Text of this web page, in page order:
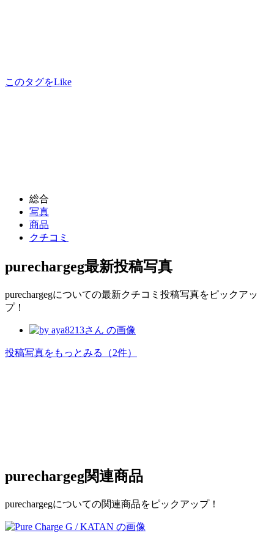
このタグをLike
総合
写真
商品
クチコミ
purechargeg最新投稿写真
purechargegについての最新クチコミ投稿写真をピックアッ
プ！
投稿写真をもっとみる （2件）
purechargeg関連商品
purechargegについての関連商品をピックアップ！